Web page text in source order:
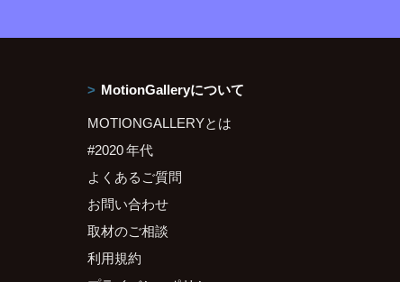
MotionGalleryについて
MOTIONGALLERYとは
#2020 年代
よくあるご質問
お問い合わせ
取材のご相談
利用規約